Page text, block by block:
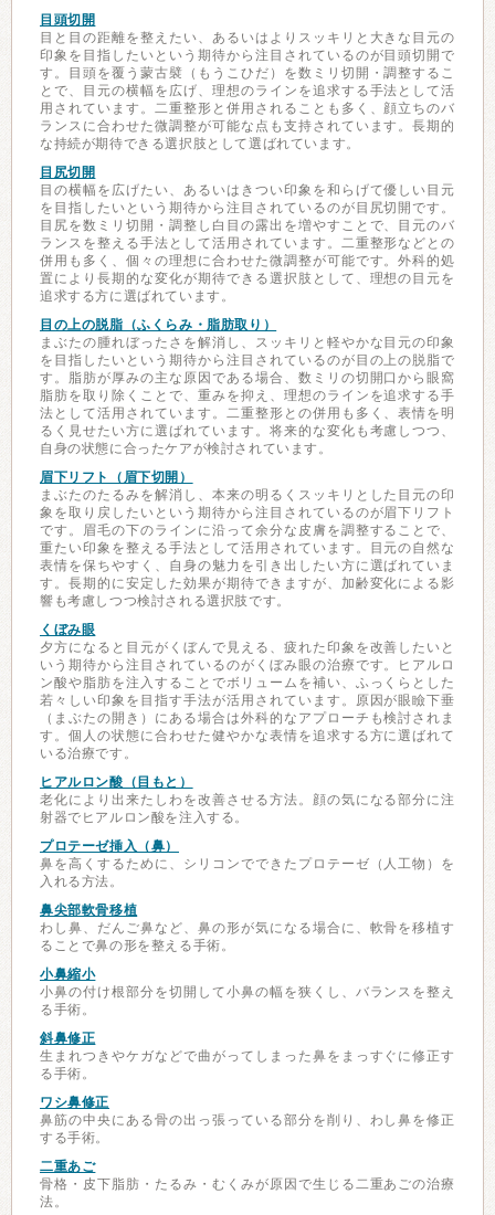
目頭切開
目と目の距離を整えたい、あるいはよりスッキリと大きな目元の
印象を目指したいという期待から注目されているのが目頭切開で
す。目頭を覆う蒙古襞（もうこひだ）を数ミリ切開・調整するこ
とで、目元の横幅を広げ、理想のラインを追求する手法として活
用されています。二重整形と併用されることも多く、顔立ちのバ
ランスに合わせた微調整が可能な点も支持されています。長期的
な持続が期待できる選択肢として選ばれています。
目尻切開
目の横幅を広げたい、あるいはきつい印象を和らげて優しい目元
を目指したいという期待から注目されているのが目尻切開です。
目尻を数ミリ切開・調整し白目の露出を増やすことで、目元のバ
ランスを整える手法として活用されています。二重整形などとの
併用も多く、個々の理想に合わせた微調整が可能です。外科的処
置により長期的な変化が期待できる選択肢として、理想の目元を
追求する方に選ばれています。
目の上の脱脂（ふくらみ・脂肪取り）
まぶたの腫れぼったさを解消し、スッキリと軽やかな目元の印象
を目指したいという期待から注目されているのが目の上の脱脂で
す。脂肪が厚みの主な原因である場合、数ミリの切開口から眼窩
脂肪を取り除くことで、重みを抑え、理想のラインを追求する手
法として活用されています。二重整形との併用も多く、表情を明
るく見せたい方に選ばれています。将来的な変化も考慮しつつ、
自身の状態に合ったケアが検討されています。
眉下リフト（眉下切開）
まぶたのたるみを解消し、本来の明るくスッキリとした目元の印
象を取り戻したいという期待から注目されているのが眉下リフト
です。眉毛の下のラインに沿って余分な皮膚を調整することで、
重たい印象を整える手法として活用されています。目元の自然な
表情を保ちやすく、自身の魅力を引き出したい方に選ばれていま
す。長期的に安定した効果が期待できますが、加齢変化による影
響も考慮しつつ検討される選択肢です。
くぼみ眼
夕方になると目元がくぼんで見える、疲れた印象を改善したいと
いう期待から注目されているのがくぼみ眼の治療です。ヒアルロ
ン酸や脂肪を注入することでボリュームを補い、ふっくらとした
若々しい印象を目指す手法が活用されています。原因が眼瞼下垂
（まぶたの開き）にある場合は外科的なアプローチも検討されま
す。個人の状態に合わせた健やかな表情を追求する方に選ばれて
いる治療です。
ヒアルロン酸（目もと）
老化により出来たしわを改善させる方法。顔の気になる部分に注
射器でヒアルロン酸を注入する。
プロテーゼ挿入（鼻）
鼻を高くするために、シリコンでできたプロテーゼ（人工物）を
入れる方法。
鼻尖部軟骨移植
わし鼻、だんご鼻など、鼻の形が気になる場合に、軟骨を移植す
ることで鼻の形を整える手術。
小鼻縮小
小鼻の付け根部分を切開して小鼻の幅を狭くし、バランスを整え
る手術。
斜鼻修正
生まれつきやケガなどで曲がってしまった鼻をまっすぐに修正す
る手術。
ワシ鼻修正
鼻筋の中央にある骨の出っ張っている部分を削り、わし鼻を修正
する手術。
二重あご
骨格・皮下脂肪・たるみ・むくみが原因で生じる二重あごの治療
法。